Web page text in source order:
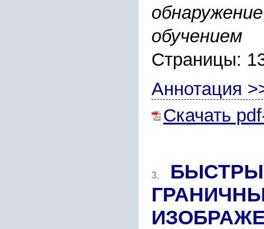
обучением
Страницы:
Аннотация
Скачать
3.